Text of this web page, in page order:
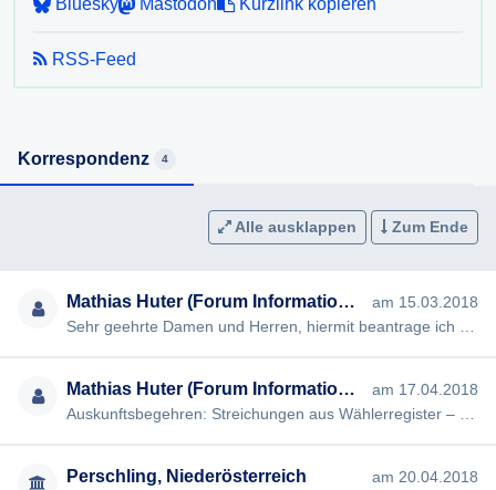
Landtagswahlordnung trafen bei der Gemeinde ein? Wie
vielen dieser Anträge wurde stattgegeben?
AuskunftsG die Auskunft möglichst rasch, spätestens aber
Auskunftsersuchens erteilt werden muss. Kann die Auskunft
Auskunftsersuchen innerhalb dieser Frist nicht entsprochen,
so ist dies in der Information zu begründen.
Für den Fall, dass Sie die begehrte Auskunft nicht oder
beantrage ich bereits jetzt die Ausstellung eines negativen
Bluesky
Mastodon Kurzlink kopieren
RSS-Feed
Korrespondenz 4
Alle ausklappen Zum Ende
Mathias Huter (Forum Informationsfreiheit)
am 15.03.2018
Mathias Huter (Forum Informationsfreiheit)
am 17.04.2018
Perschling, Niederösterreich
am 20.04.2018